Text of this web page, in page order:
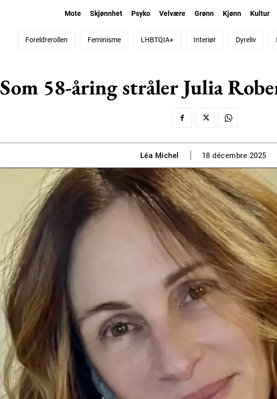
Mote Skjønnhet Psyko Velvære Grønn Kjønn Kultur
Foreldrerollen Feminisme LHBTQIA+ Interiør Dyreliv
Som 58-åring stråler Julia
Léa Michel 18 décembre 2025